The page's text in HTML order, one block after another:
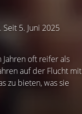
. Seit 5. Juni 2025
oft reifer als
auf der Flucht mit
zu bieten, was sie